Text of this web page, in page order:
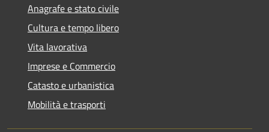
Anagrafe e stato civile
Cultura e tempo libero
Vita lavorativa
Imprese e Commercio
Catasto e urbanistica
Mobilità e trasporti